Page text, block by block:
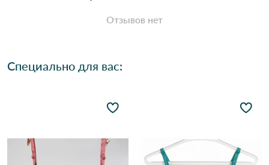
Отзывов нет
Специально для вас: